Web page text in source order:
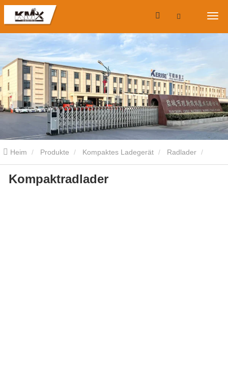
Heim Produkte Kompaktes Ladegerät Radlader
Kompaktes Ladegerät
Kompaktradlader